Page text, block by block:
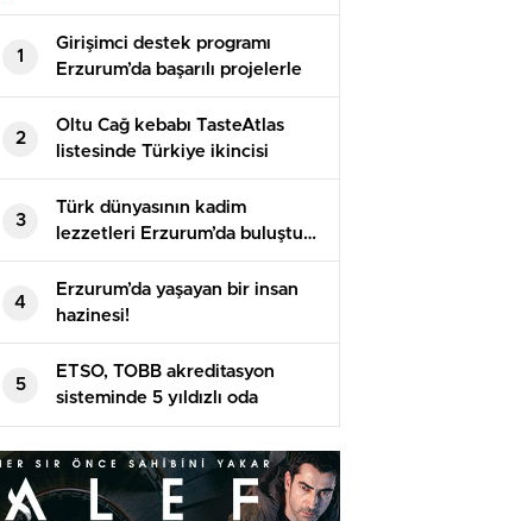
1
Girişimci destek programı
Erzurum’da başarılı projelerle
devam ediyor
2
Oltu Cağ kebabı TasteAtlas
listesinde Türkiye ikincisi
oldu…
3
Türk dünyasının kadim
lezzetleri Erzurum’da buluştu…
4
Erzurum’da yaşayan bir insan
hazinesi!
5
ETSO, TOBB akreditasyon
sisteminde 5 yıldızlı oda
statüsüne yükseldi..